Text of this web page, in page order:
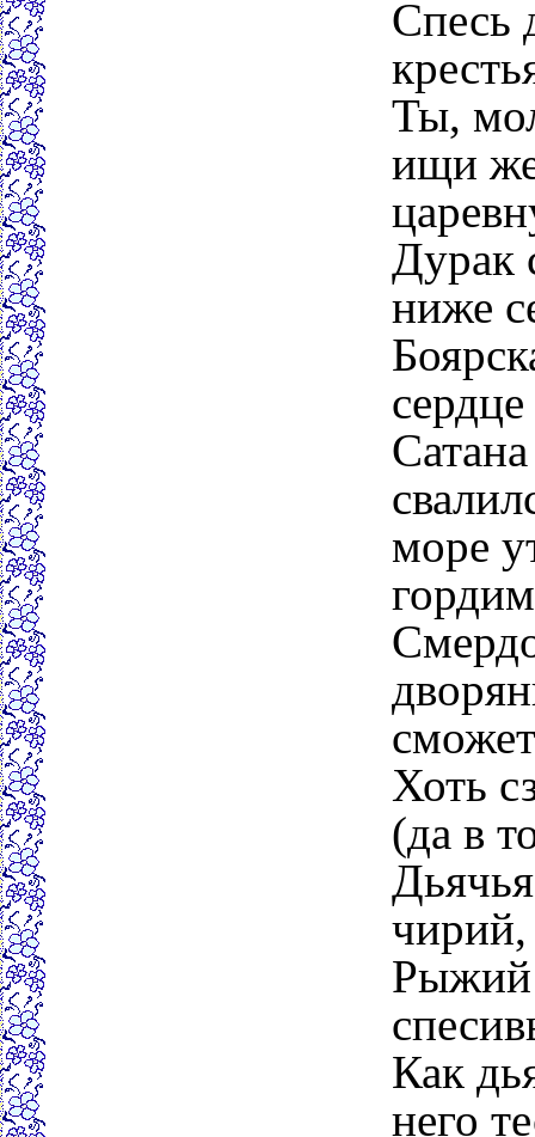
Спесь
Ты,
ищи
Дурак
ниже
сердце
море
Хоть
(да в
чирий,
Как
него